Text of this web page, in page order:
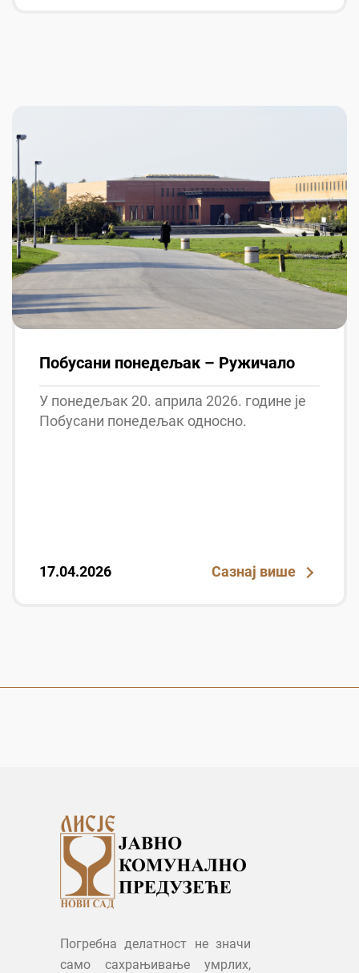
Побусани понедељак – Ружичало
У понедељак 20. априла 2026. године је
Побусани понедељак односно.
17.04.2026 Сазнај више
Погребна делатност не значи
само сахрањивање умрлих,